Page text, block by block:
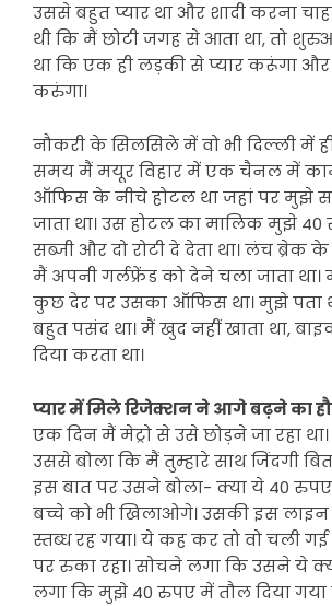
उससे बहुत प्यार था और शादी करना
थी कि मैं छोटी जगह से आता था, तो
था कि एक ही लड़की से प्यार करूंगा और
करुंगा।
नौकरी के सिलसिले में वो भी दिल्ली में
समय मैं मयूर विहार में एक चैनल में काम
ऑफिस के नीचे होटल था जहां पर मुझे
जाता था। उस होटल का मालिक मुझे
सब्जी और दो रोटी दे देता था। लंच ब्रेक
मैं अपनी गर्लफ्रेंड को देने चला जाता
कुछ देर पर उसका ऑफिस था। मुझे पता
बहुत पसंद था। मैं खुद नहीं खाता था,
दिया करता था।
प्यार में मिले रिजेक्शन ने आगे बढ़ने का
एक दिन मैं मेट्रो से उसे छोड़ने जा रहा
उससे बोला कि मैं तुम्हारे साथ जिंदगी
इस बात पर उसने बोला- क्या ये 40
बच्चे को भी खिलाओगे। उसकी इस
स्तब्ध रह गया। ये कह कर तो वो चली
पर रुका रहा। सोचने लगा कि उसने ये
लगा कि मुझे 40 रुपए में तौल दिया गया